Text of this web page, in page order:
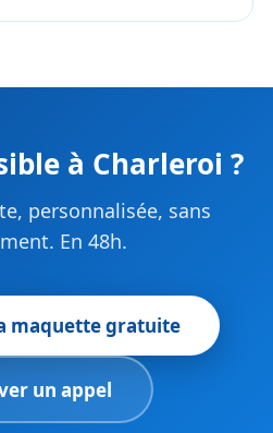
à Charleroi ?
personnalisée, sans
En 48h.
maquette gratuite
un appel